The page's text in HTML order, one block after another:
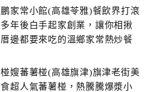
鵬家常小館(高雄苓雅)餐飲界打滾
多年後白手起家創業，讓你相揪
厝邊都要來吃的溫鄉家常熱炒餐
椪嫂蕃薯椪(高雄旗津)旗津老街美
食超人氣蕃薯椪，熱騰騰爆漿小